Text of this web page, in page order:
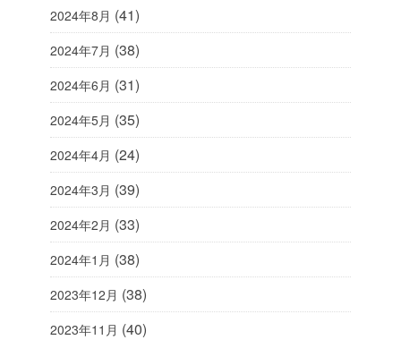
2024年8月 (41)
2024年7月 (38)
2024年6月 (31)
2024年5月 (35)
2024年4月 (24)
2024年3月 (39)
2024年2月 (33)
2024年1月 (38)
2023年12月 (38)
2023年11月 (40)